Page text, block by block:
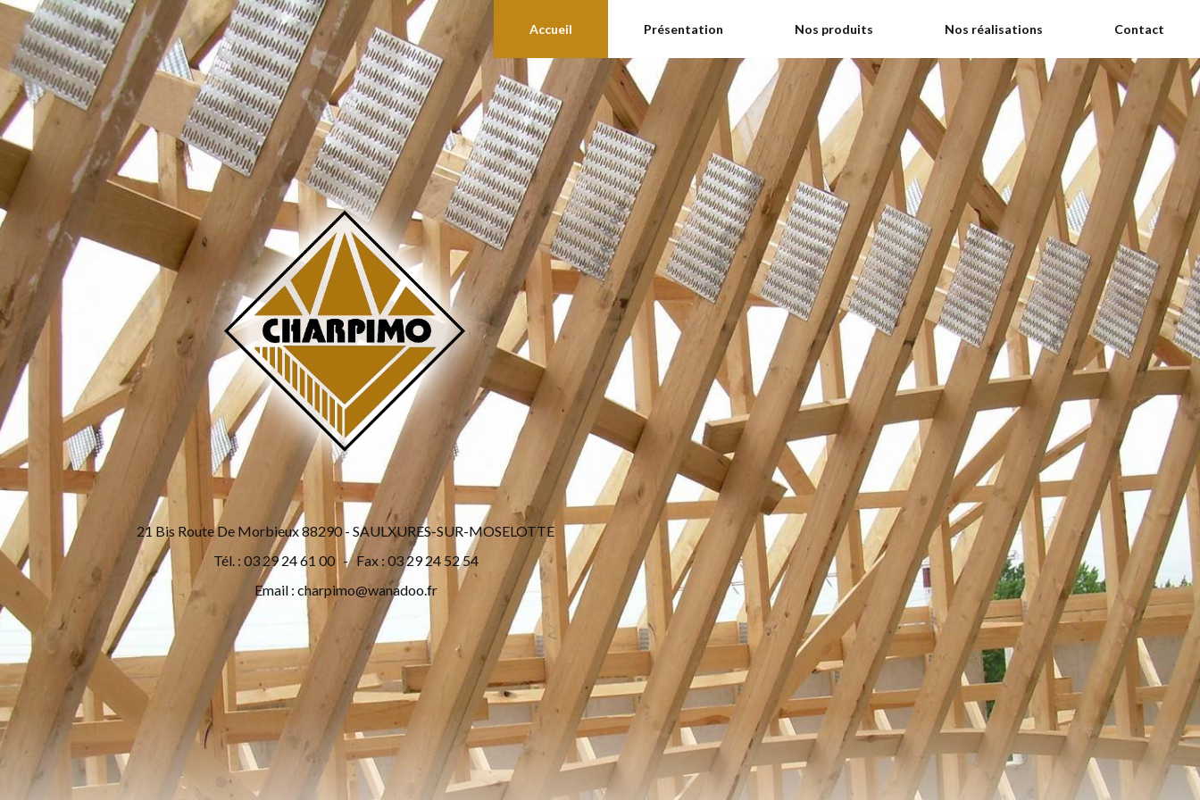
Accueil Présentation Nos produits Nos réalisations Contact
21 Bis Route De Morbieux 88290 - SAULXURES-SUR-MOSELOTTE
Tél. : 03 29 24 61 00 - Fax : 03 29 24 52 54
Email : charpimo@wanadoo.fr